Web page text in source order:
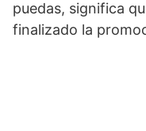
puedas, significa
finalizado la